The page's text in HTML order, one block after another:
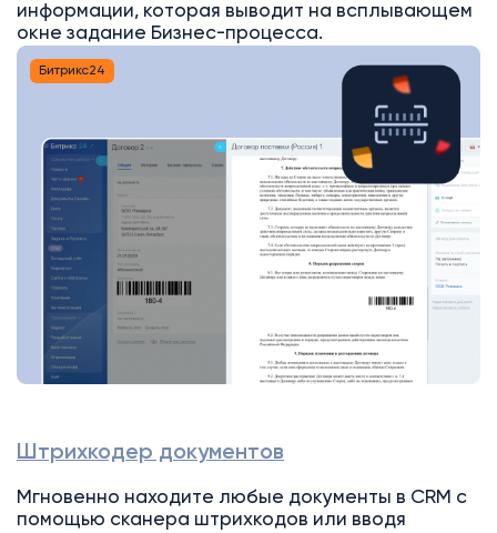
информации, которая выводит на всплывающем
окне задание Бизнес-процесса.
Битрикс24
Штрихкодер документов
Мгновенно находите любые документы в CRM с
помощью сканера штрихкодов или вводя